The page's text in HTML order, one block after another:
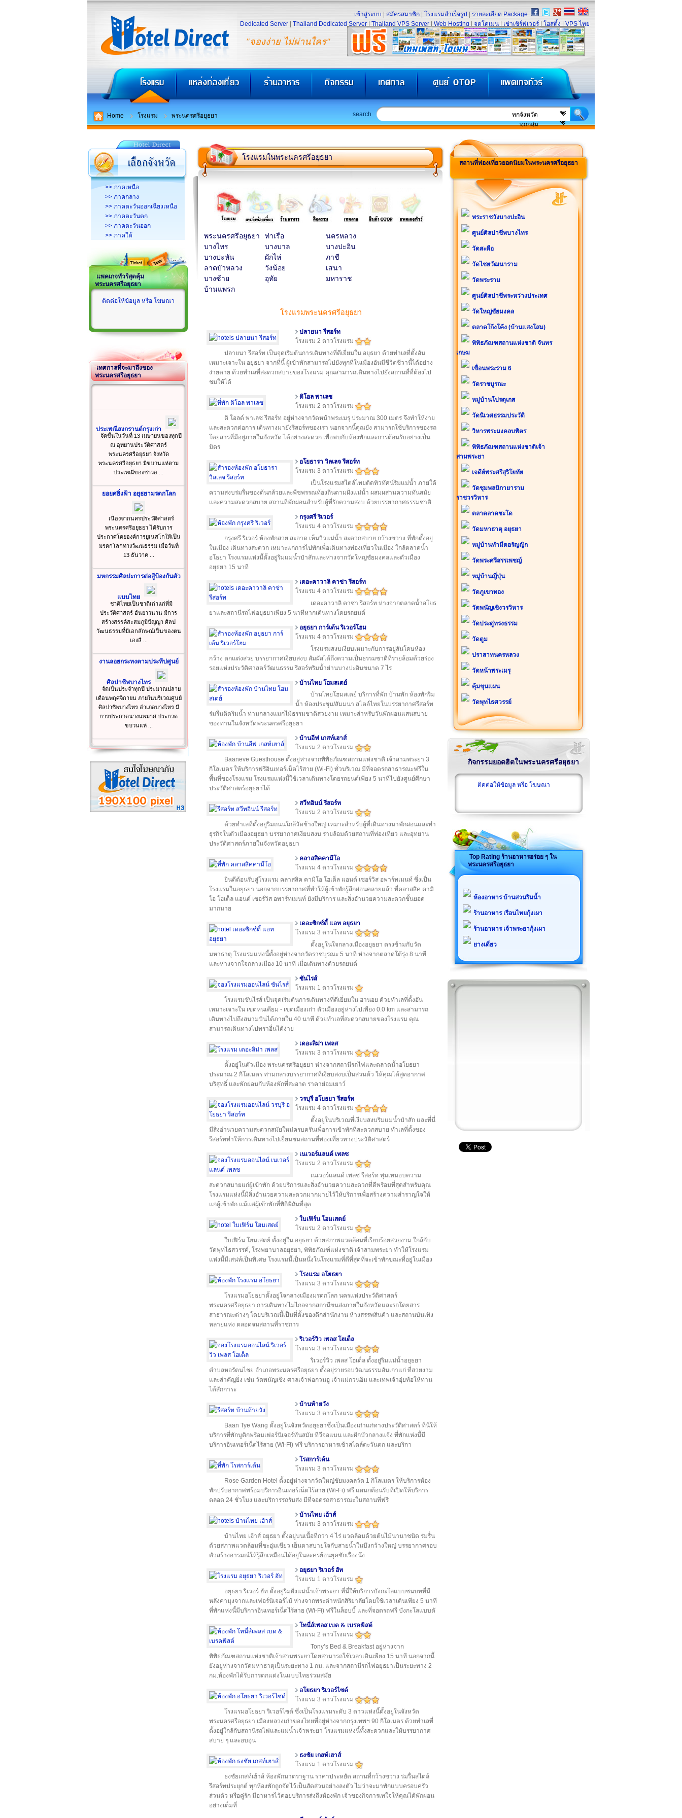
"จองง่าย ไม่ผ่านใคร"
เข้าสู่ระบบ สมัครสมาชิก โรงแรมสำเร็จรูป
รายละเอียด Package
Dedicated Server
Thailand Dedicated Server Thailand VPS Server Web Hosting จดโดเมน เช่าเซิร์ฟเวอร์ โฮสติ้ง VPS ไทย
Home โรงแรม พระนครศรีอยุธยา search
>> ภาคเหนือ
>> ภาคกลาง
>> ภาคตะวันออกเฉียงเหนือ
>> ภาคตะวันตก
>> ภาคตะวันออก
>> ภาคใต้
แพคเกจทัวร์สุดคุ้ม
พระนครศรีอยุธยา
ติดต่อให้ข้อมูล หรือ โฆษณา
เทศกาลที่จะมาถึงของ
พระนครศรีอยุธยา
ประเพณีสงกรานต์กรุงเก่า
จัดขึ้นในวันที่ 13 เมษายนของทุกปี
ณ อุทยานประวัติศาสตร์
พระนครศรีอยุธยา จังหวัด
พระนครศรีอยุธยา มีขบวนแห่ตาม
ประเพณีของชาวอ ...
ยอยศยิ่งฟ้า อยุธยามรดกโลก
เนื่องจากนครประวัติศาสตร์
พระนครศรีอยุธยา ได้รับการ
ประกาศโดยองค์การยูเนสโกให้เป็น
มรดกโลกทางวัฒนธรรม เมื่อวันที่
13 ธันวาค ...
มหกรรมศิลปะการต่อสู้ป้องกันตัว
แบบไทย
ชาติไทยเป็นชาติเก่าแก่ที่มี
ประวัติศาสตร์ อันยาวนาน มีการ
สร้างสรรค์สะสมภูมิปัญญา ศิลป
วัฒนธรรมที่มีเอกลักษณ์เป็นของตน
เองสื ...
งานลอยกระทงตามประทีปศูนย์
ศิลปาชีพบางไทร
จัดเป็นประจำทุกปี ประมาณปลาย
เดือนพฤศจิกายน ภายในบริเวณศูนย์
ศิลปาชีพบางไทร อำเภอบางไทร มี
การประกวดนางนพมาศ ประกวด
ขบวนแห่ ...
โรงแรมในพระนครศรีอยุธยา
พระนครศรีอยุธยา ท่าเรือ
นครหลวง
บางไทร
บางบาล
บางปะอิน
บางปะหัน
ผักไห่
ภาชี
ลาดบัวหลวง
วังน้อย
เสนา
บางซ้าย
อุทัย
มหาราช
บ้านแพรก
โรงแรมพระนครศรีอยุธยา
ปลายนา รีสอร์ท
โรงแรม 2 ดาวโรงแรม
ปลายนา รีสอร์ท เป็นจุดเริ่มต้นการเดินทางที่ดีเยี่ยมใน อยุธยา ด้วยทำเลที่ตั้งอัน
เหมาะเจาะใน อยุธยา จากที่นี้ ผู้เข้าพักสามารถไปยังทุกที่ในเมืองอันมีชีวิตชีวานี้ได้อย่าง
ง่ายดาย ด้วยทำเลที่สะดวกสบายของโรงแรม คุณสามารถเดินทางไปยังสถานที่ที่ต้องไป
ชมให้ได้
ดิโอล พาเลซ
โรงแรม 2 ดาวโรงแรม
ดิ โอลด์ พาเลซ รีสอร์ท อยู่ห่างจากวัดหน้าพระเมรุ ประมาณ 300 เมตร จึงทำให้ง่าย
และสะดวกต่อการ เดินทางมายังรีสอร์ทของเรา นอกจากนี้คุณยัง สามารถใช้บริการของรถ
โดยสารที่มีอยู่ภายในจังหวัด ได้อย่างสะดวก เพื่อพบกับห้องพักและการต้อนรับอย่างเป็น
มิตร
อโยธารา วิลเลจ รีสอร์ท
โรงแรม 3 ดาวโรงแรม
เป็นโรงแรมสไตล์ไทยติดทิวทัศน์ริมแม่น้ำ ภายใต้
ความสงบร่มรื่นของต้นกล้วยและพืชพรรณท้องถิ่นตามฝั่งแม่น้ำ ผสมผสานความทันสมัย
และความสะดวกสบาย สถานที่พักผ่อนสำหรับผู้ที่รักความสงบ ด้วยบรรยากาศธรรมชาติ
กรุงศรี ริเวอร์
โรงแรม 4 ดาวโรงแรม
กรุงศรี ริเวอร์ ห้องพักสวย สะอาด เห็นวิวแม่น้ำ สะดวกสบาย กว้างขวาง ที่พักตั้งอยู่
ในเมือง เดินทางสะดวก เหมาะแก่การไปพักเพื่อเดินทางท่องเที่ยวในเมือง ใกล้ตลาดน้ำ
อโธยา โรงแรมแห่งนี้ตั้งอยู่ริมแม่น้ำป่าสักและห่างจากวัดใหญ่ชัยมงคลและตัวเมือง
อยุธยา 15 นาที
เดอะคาวาลิ คาซ่า รีสอร์ท
โรงแรม 4 ดาวโรงแรม
เดอะคาวาลิ คาซ่า รีสอร์ท ห่างจากตลาดน้ำอโยธ
ยาและสถานีรถไฟอยุธยาเพียง 5 นาทีหากเดินทางโดยรถยนต์
อยุธยา การ์เด้น ริเวอร์โฮม
โรงแรม 4 ดาวโรงแรม
โรงแรมสงบเงียบเหมาะกับการอยู่สันโดษห้อง
กว้าง ตกแต่งสวย บรรยากาศเงียบสงบ สัมผัสได้ถึงความเป็นธรรมชาติที่รายล้อมด้วยร่อง
รอยแห่งประวัติศาสตร์วัฒนธรรม รีสอร์ทริมน้ำย่านบางปะอินขนาด 7 ไร่
บ้านไทย โฮมสเตย์
บ้านไทยโฮมสเตย์ บริการที่พัก บ้านพัก ห้องพักริม
น้ำ ห้องประชุม/สัมมนา สไตล์ไทยในบรรยากาศรีสอร์ท
ร่มรื่นติดริมน้ำ ท่ามกลางแมกไม้ธรรมชาติสวยงาม เหมาะสำหรับวันพักผ่อนแสนสบาย
ของท่านในจังหวัดพระนครศรีอยุธยา
บ้านอีฟ เกสท์เฮาส์
โรงแรม 2 ดาวโรงแรม
Baaneve Guesthouse ตั้งอยู่ห่างจากพิพิธภัณฑสถานแห่งชาติ เจ้าสามพระยา 3
กิโลเมตร ให้บริการฟรีอินเทอร์เน็ตไร้สาย (Wi-Fi) ทั่วบริเวณ มีที่จอดรถสาธารณะฟรีใน
พื้นที่ของโรงแรม โรงแรมแห่งนี้ใช้เวลาเดินทางโดยรถยนต์เพียง 5 นาทีไปยังศูนย์ศึกษา
ประวัติศาสตร์อยุธยาได้
สวีทอินน์ รีสอร์ท
โรงแรม 2 ดาวโรงแรม
ด้วยทำเลที่ตั้งอยู่ริมถนนใกล้วัดช้างใหญ่ เหมาะสำหรับผู้ที่เดินทางมาพักผ่อนและทำ
ธุรกิจในตัวเมืองอยุธยา บรรยากาศเงียบสงบ รายล้อมด้วยสถานที่ท่องเที่ยว และอุทยาน
ประวัติศาสตร์ภายในจังหวัดอยุธยา
คลาสสิคคามีโอ
โรงแรม 4 ดาวโรงแรม
ยินดีต้อนรับสู่โรงแรม คลาสสิค คามิโอ โฮเต็ล แอนด์ เซอร์วิส อพาร์ทเมนท์ ซึ่งเป็น
โรงแรมในอยุธยา นอกจากบรรยากาศที่ทำให้ผู้เข้าพักรู้สึกผ่อนคลายแล้ว ที่คลาสสิค คามิ
โอ โฮเต็ล แอนด์ เซอร์วิส อพาร์ทเมนท์ ยังมีบริการ และสิ่งอำนวยความสะดวกชั้นยอด
มากมาย
เดอะซิกซ์ตี้ แอท อยุธยา
โรงแรม 3 ดาวโรงแรม
ตั้งอยู่ในใจกลางเมืองอยุธยา ตรงข้ามกับวัด
มหาธาตุ โรงแรมแห่งนี้ตั้งอยู่ห่างจากวัดราชบูรณะ 5 นาที ห่างจากตลาดโต้รุ่ง 8 นาที
และห่างจากใจกลางเมือง 10 นาที เมื่อเดินทางด้วยรถยนต์
ซันไรส์
โรงแรม 1 ดาวโรงแรม
โรงแรมซันไรส์ เป็นจุดเริ่มต้นการเดินทางที่ดีเยี่ยมใน ฮานอย ด้วยทำเลที่ตั้งอัน
เหมาะเจาะใน เขตหนเคียม - เขตเมืองเก่า ตัวเมืองอยู่ห่างไปเพียง 0.0 km และสามารถ
เดินทางไปถึงสนามบินได้ภายใน 40 นาที ด้วยทำเลที่สะดวกสบายของโรงแรม คุณ
สามารถเดินทางไปทราอื่นได้ง่าย
เดอะลิม่า เพลส
โรงแรม 3 ดาวโรงแรม
ตั้งอยู่ในตัวเมือง พระนครศรีอยุธยา ห่างจากสถานีรถไฟและตลาดน้ำอโยธยา
ประมาณ 2 กิโลเมตร ท่ามกลางบรรยากาศที่เงียบสงบเป็นส่วนต้ว ให้คุณได้สูดอากาศ
บริสุทธิ์ และพักผ่อนกับห้องพักที่สะอาด ราคาย่อมเยาว์
วรบุรี อโยธยา รีสอร์ท
โรงแรม 4 ดาวโรงแรม
ตั้งอยู่ในบริเวณที่เงียบสงบริมแม่น้ำป่าสัก และที่นี่
มีสิ่งอำนวยความสะดวกสมัยใหม่ครบครันเพื่อการเข้าพักที่สะดวกสบาย ทำเลที่ตั้งของ
รีสอร์ททำให้การเดินทางไปเยี่ยมชมสถานที่ท่องเที่ยวทางประวัติศาสตร์
เนเวอร์แลนด์ เพลซ
โรงแรม 2 ดาวโรงแรม
เนเวอร์แลนด์ เพลซ รีสอร์ท ทุ่มเทมอบความ
สะดวกสบายแก่ผู้เข้าพัก ด้วยบริการและสิ่งอำนวยความสะดวกที่ดีพร้อมที่สุดสำหรับคุณ
โรงแรมแห่งนี้มีสิ่งอำนวยความสะดวกมากมายไว้ให้บริการเพื่อสร้างความสำราญใจให้
แก่ผู้เข้าพัก แม้แต่ผู้เข้าพักที่พิถีพิถันที่สุด
ใบเฟิร์น โฮมเสตย์
โรงแรม 2 ดาวโรงแรม
ใบเฟิร์น โฮมเสตย์ ตั้งอยู่ใน อยุธยา ด้วยสภาพแวดล้อมที่เรียบร้อยสวยงาม ใกล้กับ
วัดพุทไธสวรรค์, โรงพยาบาลอยุธยา, พิพิธภัณฑ์แห่งชาติ เจ้าสามพระยา ทำให้โรงแรม
แห่งนี้มีเสน่ห์เป็นพิเศษ โรงแรมนี้เป็นหนึ่งในโรงแรมที่ดีที่สุดที่จะเข้าพักขณะที่อยู่ในเมือง
โรงแรม อโยธยา
โรงแรม 3 ดาวโรงแรม
โรงแรมอโยธยาตั้งอยู่ใจกลางเมืองมรดกโลก นครแห่งประวัติศาสตร์
พระนครศรีอยุธยา การเดินทางไม่ไกลจากสถานีขนส่งภายในจังหวัดและรถโดยสาร
สาธารณะต่างๆ โดยบริเวณนี้เป็นที่ตั้งของตึกสำนักงาน ห้างสรรพสินค้า และสถานบันเทิง
หลายแห่ง ตลอดจนสถานที่ราชการ
ริเวอร์วิว เพลส โฮเต็ล
โรงแรม 3 ดาวโรงแรม
ริเวอร์วิว เพลส โฮเต็ล ตั้งอยู่ริมแม่น้ำอยุธยา
ตำบลหอรัตนไชย อำเภอพระนครศรีอยุธยา ตั้งอยุ่รายรอบวัฒนธรรมอันเก่าแก่ ที่สวยงาม
และสำคัญยิ่ง เช่น วัดพนัญเชิง ศาลเจ้าพ่อกวนอู เจ้าแม่กวนอิม และเทพเจ้าอุ่ยท้อให้ท่าน
ได้สักการะ
บ้านท้ายวัง
โรงแรม 3 ดาวโรงแรม
Baan Tye Wang ตั้งอยู่ในจังหวัดอยุธยาซึ่งเป็นเมืองเก่าแก่ทางประวัติศาสตร์ ที่นี่ให้
บริการที่พักบูติกพร้อมเฟอร์นิเจอร์ทันสมัย​​ ทีวีจอแบน และฝักบัวกลางแจ้ง ที่พักแห่งนี้มี
บริการอินเทอร์เน็ตไร้สาย (Wi-Fi) ฟรี บริการอาหารเช้าสไตล์ตะวันตก และบริกา
โรสการ์เด้น
โรงแรม 3 ดาวโรงแรม
Rose Garden Hotel ตั้งอยู่ห่างจากวัดใหญ่ชัยมงคลวัด 1 กิโลเมตร ให้บริการห้อง
พักปรับอากาศพร้อมบริการอินเทอร์เน็ตไร้สาย (Wi-Fi) ฟรี แผนกต้อนรับที่เปิดให้บริการ
ตลอด 24 ชั่วโมง และบริการรถรับส่ง มีที่จอดรถสาธารณะในสถานที่ฟรี
บ้านไทย เฮ้าส์
โรงแรม 3 ดาวโรงแรม
บ้านไทย เฮ้าส์ อยุธยา ตั้งอยู่บนเนื้อที่กว่า 4 ไร่ แวดล้อมด้วยต้นไม้นานาชนิด ร่มรื่น
ด้วยสภาพแวดล้อมที่ชะอุ่มเขียว เย็นตาสบายใจกับสายน้ำในบึงกว้างใหญ่ บรรยากาศรอบ
ตัวสร้างอารมณ์ให้รู้สึกเหมือนได้อยู่ในละครย้อนยุคซักเรื่องนึง
อยุธยา ริเวอร์ ฮัท
โรงแรม 1 ดาวโรงแรม
อยุธยา ริเวอร์ ฮัท ตั้งอยู่ริมฝั่งแม่น้ำเจ้าพระยา ที่นี่ให้บริการบังกะโลแบบชนบทที่มี
หลังคามุงจากและเฟอร์นิเจอร์ไม้ ห่างจากพระตำหนักสิริยาลัยโดยใช้เวลาเดินเพียง 5 นาที
ที่พักแห่งนี้มีบริการอินเทอร์เน็ตไร้สาย (Wi-Fi) ฟรีในล็อบบี้ และที่จอดรถฟรี บังกะโลแบบดั
โทนี่ส์เพลส เบด & เบรคฟัสต์
โรงแรม 2 ดาวโรงแรม
Tony’s Bed & Breakfast อยู่ห่างจาก
พิพิธภัณฑสถานแห่งชาติเจ้าสามพระยาโดยสามารถใช้เวลาเดินเพียง 15 นาที นอกจากนี้
ยังอยู่ห่างจากวัดมหาธาตุเป็นระยะทาง 1 กม. และจากสถานีรถไฟอยุธยาเป็นระยะทาง 2
กม.ห้องพักได้รับการตกแต่งในแบบไทยร่วมสมัย
อโยธยา ริเวอร์ไซด์
โรงแรม 3 ดาวโรงแรม
โรงแรมอโยธยา ริเวอร์ไซด์ ซึ่งเป็นโรงแรมระดับ 3 ดาวแห่งนี้ตั้งอยู่ในจังหวัด
พระนครศรีอยุธยา เมืองหลวงเก่าของไทยที่อยู่ห่างจากกรุงเทพฯ 90 กิโลเมตร ด้วยทำเลที่
ตั้งอยู่ใกล้กับสถานีรถไฟและแม่น้ำเจ้าพระยา โรงแรมแห่งนี้ทั้งสะดวกและให้บรรยากาศ
สบาย ๆ และอบอุ่น
ธงชัย เกสท์เฮาส์
โรงแรม 1 ดาวโรงแรม
ธงชัยเกสท์เฮ้าส์ ห้องพักมาตราฐาน ราคาประหยัด สถานที่กว้างขวาง ร่มรื่นสไตล์
รีสอร์ทประยุกต์ ทุกห้องพักถูกจัดไว้เป็นสัดส่วนอย่างลงตัว ไม่ว่าจะมาพักแบบครอบครัว
ส่วนตัว หรือคู่รัก มีอาหารไว้คอยบริการส่งถึงห้องพัก เจ้าของกิจการเทใจให้คุณได้พักผ่อน
อย่างเต็มที่
สถานที่ท่องเที่ยวยอดนิยมในพระนครศรีอยุธยา
พระราชวังบางปะอิน
ศูนย์ศิลปาชีพบางไทร
วัดสะตือ
วัดไชยวัฒนาราม
วัดพระราม
ศูนย์ศิลปาชีพระหว่างประเทศ
วัดใหญ่ชัยมงคล
ตลาดโก้งโค้ง (บ้านแสงโสม)
พิพิธภัณฑสถานแห่งชาติ จันทร
เกษม
เขื่อนพระราม 6
วัดราชบูรณะ
หมู่บ้านโปรตุเกส
วัดนิเวศธรรมประวัติ
วิหารพระมงคลบพิตร
พิพิธภัณฑสถานแห่งชาติเจ้า
สามพระยา
เจดีย์พระศรีสุริโยทัย
วัดชุมพลนิกายาราม
ราชวรวิหาร
ตลาดลาดชะโด
วัดมหาธาตุ อยุธยา
หมู่บ้านทำมีดอรัญญิก
วัดพระศรีสรรเพชญ์
หมู่บ้านญี่ปุ่น
วัดภูเขาทอง
วัดพนัญเชิงวรวิหาร
วัดประดู่ทรงธรรม
วัดตูม
ปราสาทนครหลวง
วัดหน้าพระเมรุ
คุ้มขุนแผน
วัดพุทไธศวรรย์
กิจกรรมยอดฮิตในพระนครศรีอยุธยา
ติดต่อให้ข้อมูล หรือ โฆษณา
Top Rating ร้านอาหารอร่อย ๆ ใน
พระนครศรีอยุธยา
ห้องอาหาร บ้านสวนริมน้ำ
ร้านอาหาร เรือนไทยกุ้งเผา
ร้านอาหาร เจ้าพระยากุ้งเผา
ยางเดี่ยว